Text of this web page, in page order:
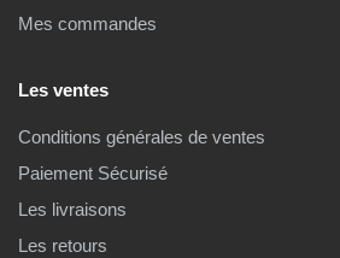
Mes commandes
Les ventes
Conditions générales de ventes
Paiement Sécurisé
Les livraisons
Les retours